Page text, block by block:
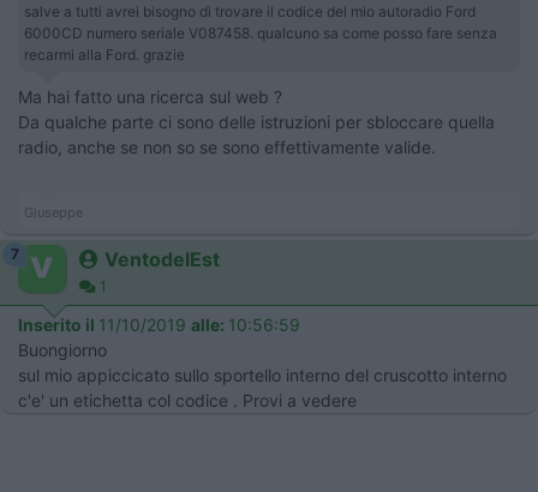
salve a tutti avrei bisogno di trovare il codice del mio autoradio Ford
6000CD numero seriale V087458. qualcuno sa come posso fare senza
recarmi alla Ford. grazie
Ma hai fatto una ricerca sul web ?
Da qualche parte ci sono delle istruzioni per sbloccare quella
radio, anche se non so se sono effettivamente valide.
Giuseppe
7 VentodelEst
1
Inserito il 11/10/2019 alle: 10:56:59
Buongiorno
sul mio appiccicato sullo sportello interno del cruscotto interno
c'e' un etichetta col codice . Provi a vedere